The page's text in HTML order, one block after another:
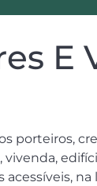
E
porteiros,